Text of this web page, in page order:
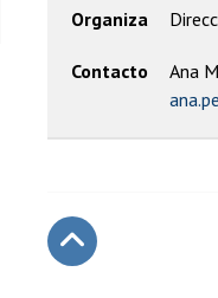
Organiza
Contacto
Ana